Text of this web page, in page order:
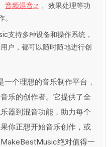
音频混音
、效果处理等功
支持多种设备和操作系统，
户，都可以随时随地进行创
个理想的音乐制作平台，
乐的创作者。它提供了全
器到混音功能，助力每个
你正想开始音乐创作，或
绝对值得一